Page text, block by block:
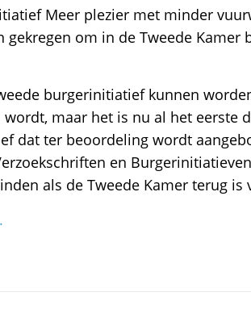
Meer plezier met minder
gekregen om in de Tweede Kamer
burgerinitiatief kunnen
wordt, maar het is nu al het eerste
dat ter beoordeling wordt
en
als de Tweede Kamer terug is